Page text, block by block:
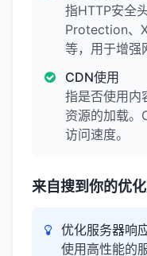
指HTTP安全
Protection、
等，用于增强
CDN使用
指是否使用内
资源的加载。
访问速度。
来自搜到你的优
优化服务器响
使用高性能的